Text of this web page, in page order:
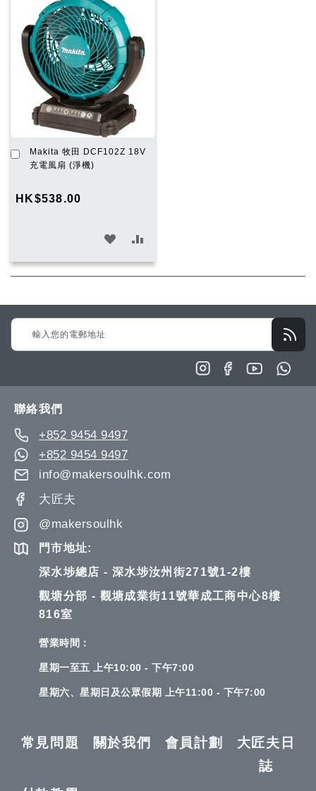
望
清
單
Makita 牧田 DCF102Z 18V
充電風扇 (淨機)
HK$538.00
加
入
車
入 入
Sign
Up
聯絡我們
+852 9454 9497
+852 9454 9497
info@makersoulhk.com
大匠夫
@makersoulhk
門市地址:
深水埗總店 - 深水埗汝州街271號1-2樓
觀塘分部 - 觀塘成業街11號華成工商中心8樓
816室
營業時間：
星期一至五 上午10:00 - 下午7:00
星期六、星期日及公眾假期 上午11:00 - 下午7:00
常見問題 關於我們 會員計劃
大匠夫日
誌